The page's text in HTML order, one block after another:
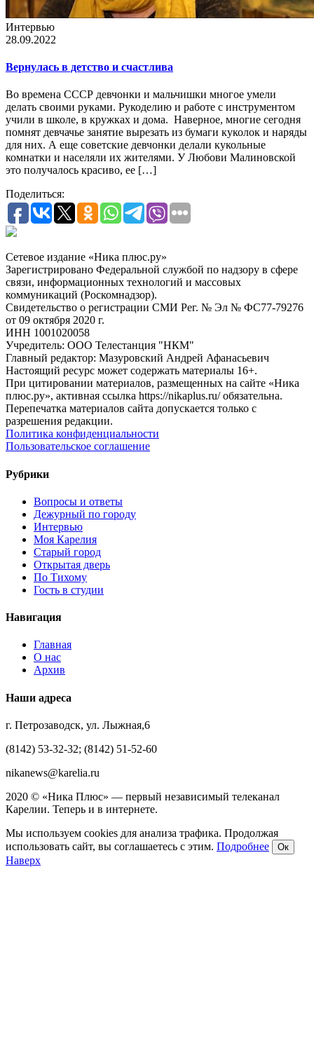
Интервью
28.09.2022
Вернулась в детство и счастлива
Во времена СССР девчонки и мальчишки многое умели
делать своими руками. Рукоделию и работе с инструментом
учили в школе, в кружках и дома. Наверное, многие сегодня
помнят девчачье занятие вырезать из бумаги куколок и наряды
для них. А еще советские девчонки делали кукольные
комнатки и населяли их жителями. У Любови Малиновской
это получалось красиво, ее […]
Поделиться:
Сетевое издание «Ника плюс.ру»
Зарегистрировано Федеральной службой по надзору в сфере
связи, информационных технологий и массовых
коммуникаций (Роскомнадзор).
Свидетельство о регистрации СМИ Рег. № Эл № ФС77-79276
от 09 октября 2020 г.
ИНН 1001020058
Учредитель: ООО Телестанция "НКМ"
Главный редактор: Мазуровский Андрей Афанасьевич
Настоящий ресурс может содержать материалы 16+.
При цитировании материалов, размещенных на сайте «Ника
плюс.ру», активная ссылка https://nikaplus.ru/ обязательна.
Перепечатка материалов сайта допускается только с
разрешения редакции.
Политика конфиденциальности
Пользовательское соглашение
Рубрики
Вопросы и ответы
Дежурный по городу
Интервью
Моя Карелия
Старый город
Открытая дверь
По Тихому
Гость в студии
Навигация
Главная
О нас
Архив
Наши адреса
г. Петрозаводск, ул. Лыжная,6
(8142) 53-32-32; (8142) 51-52-60
nikanews@karelia.ru
2020 © «Ника Плюс» — первый независимый телеканал
Карелии. Теперь и в интернете.
Мы используем cookies для анализа трафика. Продолжая
использовать сайт, вы соглашаетесь с этим. Подробнее Ок
Наверх